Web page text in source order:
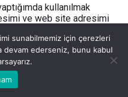
kullanılmak
ve web site adresimi
sağlamak için
Eczaneler
sunabilmemiz için çerezleri
devam ederseniz, bunu kabul